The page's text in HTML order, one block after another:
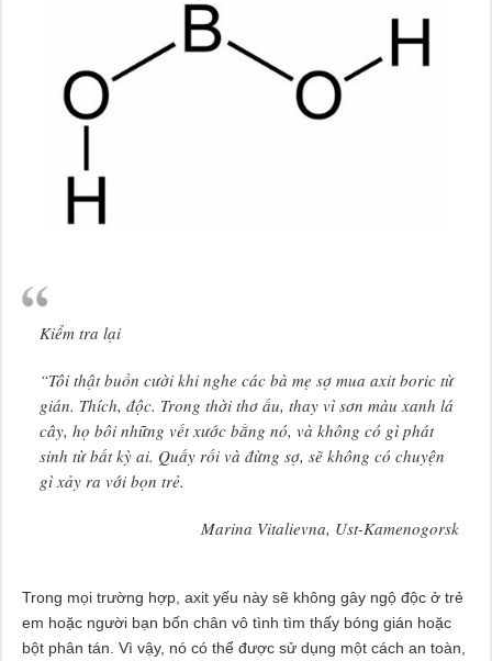
Kiểm tra lại
“Tôi thật buồn cười khi nghe các bà mẹ sợ mua axit boric từ
gián. Thích, độc. Trong thời thơ ấu, thay vì sơn màu xanh lá
cây, họ bôi những vết xước bằng nó, và không có gì phát
sinh từ bất kỳ ai. Quấy rối và đừng sợ, sẽ không có chuyện
gì xảy ra với bọn trẻ.
Marina Vitalievna, Ust-Kamenogorsk
Trong mọi trường hợp, axit yếu này sẽ không gây ngộ độc ở trẻ
em hoặc người bạn bốn chân vô tình tìm thấy bóng gián hoặc
bột phân tán. Vì vậy, nó có thể được sử dụng một cách an toàn,